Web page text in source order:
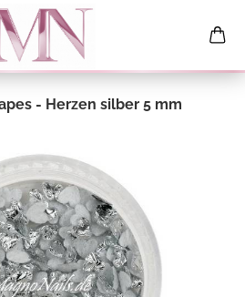
- Herzen silber 5 mm